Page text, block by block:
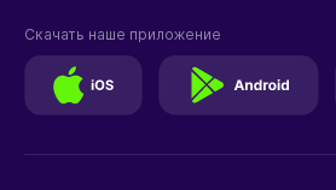
Скачать наше приложение